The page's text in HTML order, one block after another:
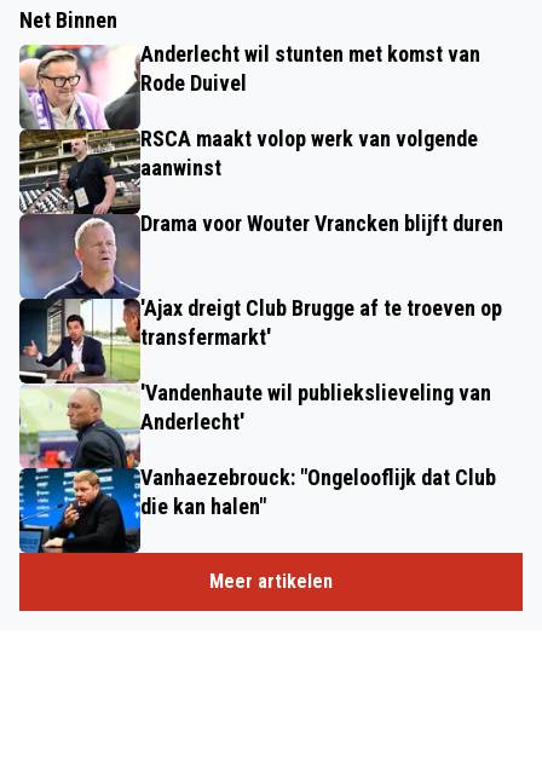
Net Binnen
Anderlecht wil stunten met komst van
Rode Duivel
RSCA maakt volop werk van volgende
aanwinst
Drama voor Wouter Vrancken blijft duren
'Ajax dreigt Club Brugge af te troeven op
transfermarkt'
'Vandenhaute wil publiekslieveling van
Anderlecht'
Vanhaezebrouck: "Ongelooflijk dat Club
die kan halen"
Meer artikelen